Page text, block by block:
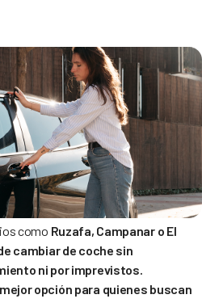
como Ruzafa, Campanar o El
cambiar de coche sin
ni por imprevistos.
opción para quienes buscan